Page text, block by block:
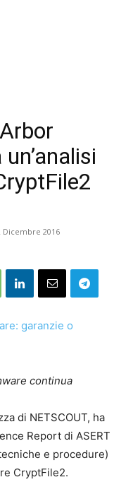
Dicembre 2016
continua
di NETSCOUT, ha
Report di ASERT
e procedure)
CryptFile2.